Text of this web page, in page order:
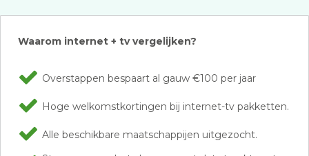
Waarom internet + tv vergelijken?
Overstappen bespaart al gauw €100 per jaar
Hoge welkomstkortingen bij internet-tv pakketten.
Alle beschikbare maatschappijen uitgezocht.